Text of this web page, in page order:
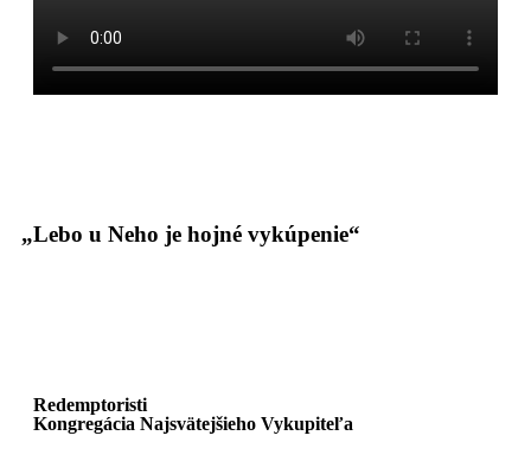
„Lebo u Neho je hojné vykúpenie“
Redemptoristi
Kongregácia Najsvätejšieho Vykupiteľa